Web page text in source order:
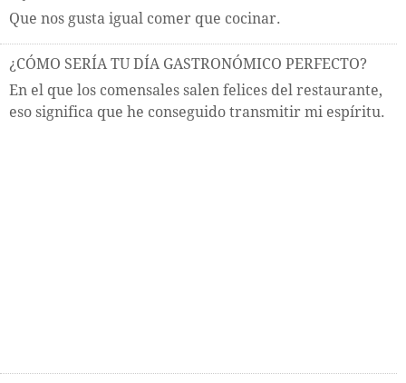
Que nos gusta igual comer que cocinar.
¿CÓMO SERÍA TU DÍA GASTRONÓMICO PERFECTO?
En el que los comensales salen felices del restaurante,
eso significa que he conseguido transmitir mi espíritu.